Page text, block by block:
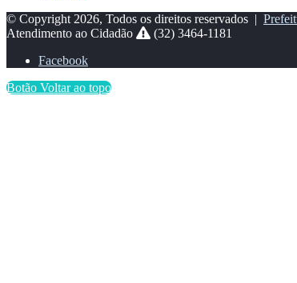
© Copyright 2026, Todos os direitos reservados |
Atendimento ao Cidadão
(32) 3464-1181
Facebook
Botão Voltar ao topo